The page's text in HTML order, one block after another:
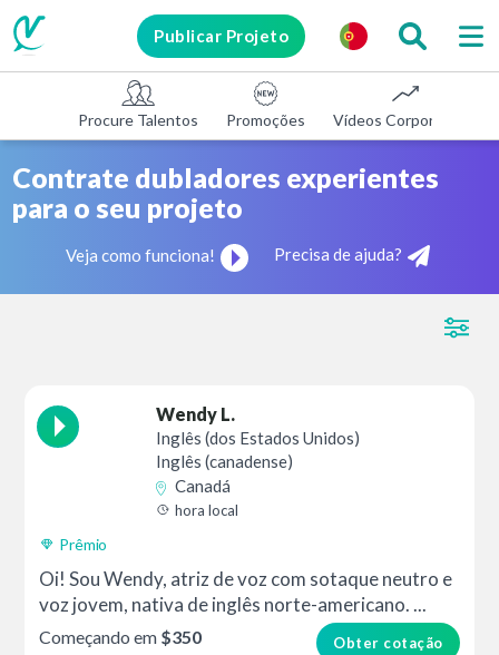
Publicar Projeto
Procure Talentos Promoções Vídeos Corporativos
Contrate dubladores experientes
para o seu projeto
Veja como funciona! Precisa de ajuda?
Wendy L.
Inglês (dos Estados Unidos)
Inglês (canadense)
Canadá
hora local
Prêmio
Oi! Sou Wendy, atriz de voz com sotaque neutro e
voz jovem, nativa de inglês norte-americano. ...
Obter cotação
Começando em $350